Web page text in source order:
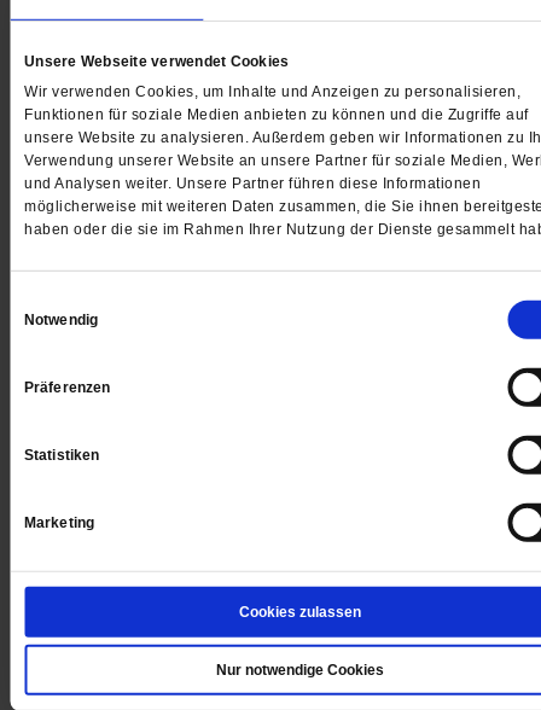
Unsere Webseite verwendet Cookies
Wir verwenden Cookies, um Inhalte und Anzeigen zu personalisieren,
Funktionen für soziale Medien anbieten zu können und die Zugriffe auf
unsere Website zu analysieren. Außerdem geben wir Informationen zu
Verwendung unserer Website an unsere Partner für soziale Medien,
und Analysen weiter. Unsere Partner führen diese Informationen
möglicherweise mit weiteren Daten zusammen, die Sie ihnen
haben oder die sie im Rahmen Ihrer Nutzung der Dienste gesammelt
Notwendig
Präferenzen
Statistiken
Marketing
Cookies zulassen
Nur notwendige Cookies
Das Verlorene lieben
Was bleibt, wenn der Vater auf einmal nicht mehr der
Macher ist? Wenn er nach einer Gehirnverletzung im
Rollstuhl sitzt? Unsere Autorin erkannte: Wir alle sind
verletzlich. Und: Der Wert eines Menschen bemisst
vonMirjam Rabe